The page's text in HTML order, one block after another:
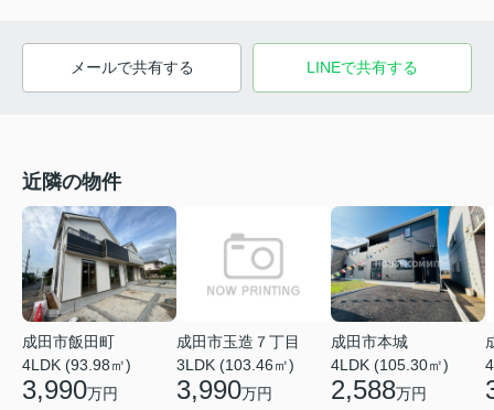
メールで共有する LINEで共有する
近隣の物件
成田市飯田町
4LDK (93.98㎡)
3,990万円
成田市玉造７丁目
3LDK (103.46㎡)
3,990万円
成田市本城
4LDK (105.30㎡)
2,588万円